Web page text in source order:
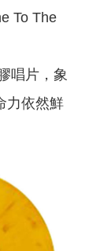
To The
唱片，象
力依然鮮